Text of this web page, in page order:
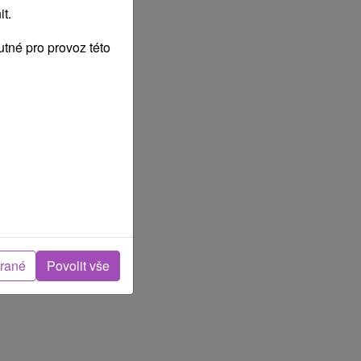
pro provoz této
Povolit vše